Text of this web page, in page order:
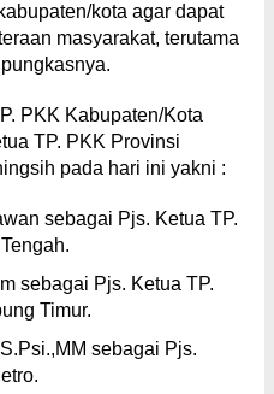
kota agar dapat
masyarakat, terutama
PKK Kabupaten/Kota
TP. PKK Provinsi
pada hari ini yakni :
sebagai Pjs. Ketua TP.
sebagai Pjs. Ketua TP.
Timur.
sebagai Pjs.